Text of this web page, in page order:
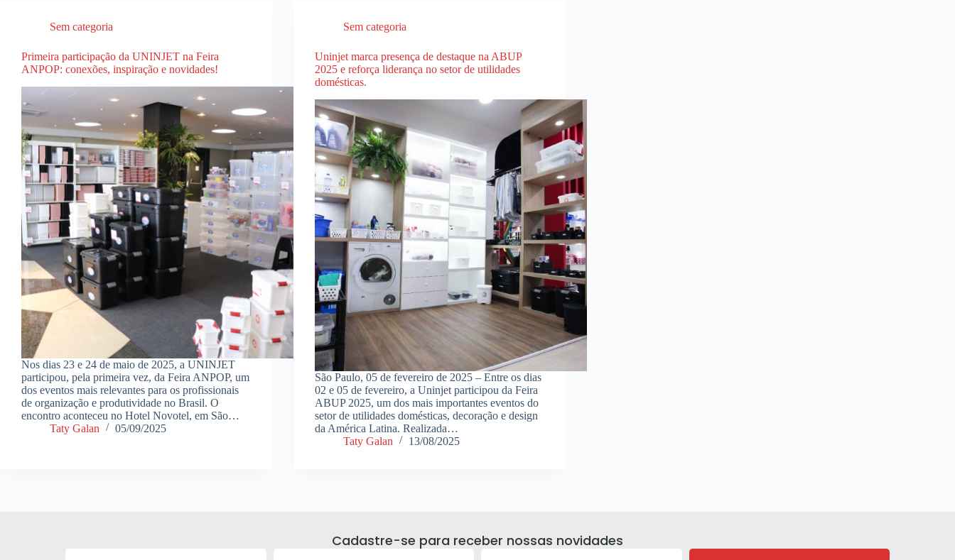
Sem categoria
Primeira participação da UNINJET na Feira
ANPOP: conexões, inspiração e novidades!
Nos dias 23 e 24 de maio de 2025, a UNINJET
participou, pela primeira vez, da Feira ANPOP, um
dos eventos mais relevantes para os profissionais
de organização e produtividade no Brasil. O
encontro aconteceu no Hotel Novotel, em São…
Taty Galan
05/09/2025
Sem categoria
Uninjet marca presença de destaque na ABUP
2025 e reforça liderança no setor de utilidades
domésticas.
São Paulo, 05 de fevereiro de 2025 – Entre os dias
02 e 05 de fevereiro, a Uninjet participou da Feira
ABUP 2025, um dos mais importantes eventos do
setor de utilidades domésticas, decoração e design
da América Latina. Realizada…
Taty Galan
13/08/2025
Cadastre-se para receber nossas novidades